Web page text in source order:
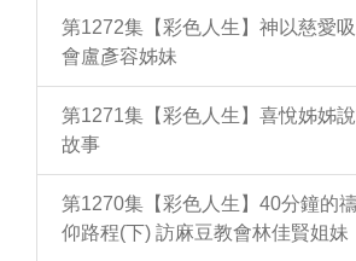
第1272集【彩色人生】神以慈愛
會盧彥容姊妹
第1271集【彩色人生】喜悅姊姊
故事
第1270集【彩色人生】40分鐘的
仰路程(下) 訪麻豆教會林佳賢姐妹